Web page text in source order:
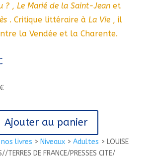
livres > Niveaux> Adultes > LOUISE
TERRES DE FRANCE/PRESSES CITE/
?, Le Marié de la Saint-Jean et
. Critique littéraire à La Vie, il
la Vendée et la Charente.
Ajouter au panier